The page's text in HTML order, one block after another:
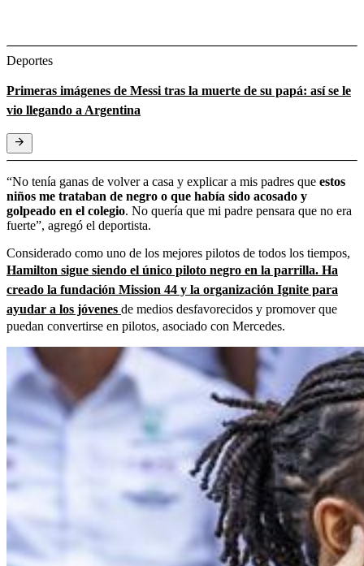
Deportes
Primeras imágenes de Messi tras la muerte de su papá: así se le
vio llegando a Argentina
“No tenía ganas de volver a casa y explicar a mis padres que estos
niños me trataban de negro o que había sido acosado y
golpeado en el colegio. No quería que mi padre pensara que no era
fuerte”, agregó el deportista.
Considerado como uno de los mejores pilotos de todos los tiempos,
Hamilton sigue siendo el único piloto negro en la parrilla. Ha
creado la fundación Mission 44 y la organización Ignite para
ayudar a los jóvenes de medios desfavorecidos y promover que
puedan convertirse en pilotos, asociado con Mercedes.